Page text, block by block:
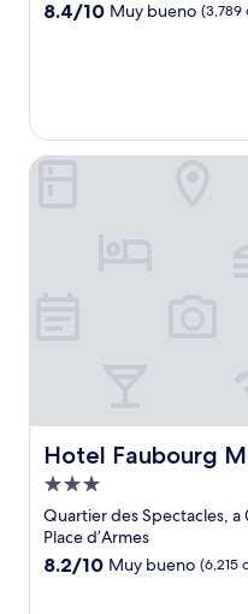
estrellas
8.4
opiniones)
8.4/10 Muy bueno (3,789
Hotel Faubourg
Hotel Faubourg
Propiedad
de
3.0
estrellas
Quartier des Spectacles,
Place d’Armes
8.2
8.2/10 Muy bueno (6,215
Hotel Faubourg Montreal